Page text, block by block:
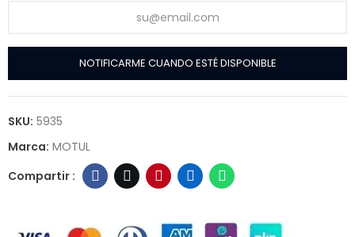
NOTIFICARME CUANDO ESTÉ DISPONIBLE
SKU: 5935
Marca: MOTUL